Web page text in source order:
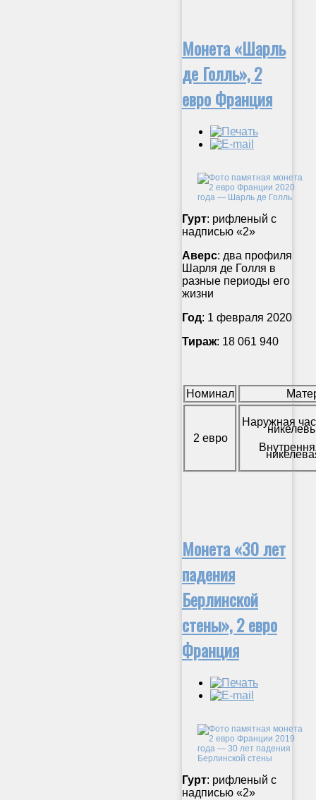
Монета «Шарль
де Голль», 2
евро Франция
Гурт: рифленый с
надписью «2»
Аверс: два профиля
Шарля де Голля в
разные периоды его
жизни
Год: 1 февраля 2020
Тираж: 18 061 940
Номинал
2 евро
Наружная
Монета «30 лет
падения
Берлинской
стены», 2 евро
Франция
Гурт: рифленый с
надписью «2»